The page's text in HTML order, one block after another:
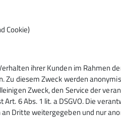
Hochrieshütte
Hüttentarife
Reservierung - Buchung
Cookie)
ihrer Kunden im Rahmen
Zu diesem Zweck werden
Zweck, den Service der
6 Abs. 1 lit. a DSGVO. Die
Dritte weitergegeben und nur